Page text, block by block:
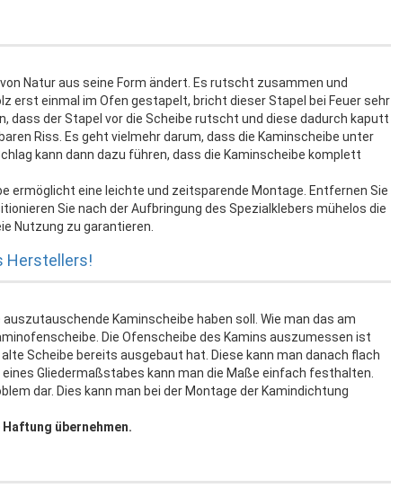
Natur aus seine Form ändert. Es rutscht zusammen und
erst einmal im Ofen gestapelt, bricht dieser Stapel bei Feuer sehr
dass der Stapel vor die Scheibe rutscht und diese dadurch kaputt
Riss. Es geht vielmehr darum, dass die Kaminscheibe unter
kann dann dazu führen, dass die Kaminscheibe komplett
ermöglicht eine leichte und zeitsparende Montage. Entfernen Sie
Sie nach der Aufbringung des Spezialklebers mühelos die
Nutzung zu garantieren.
Herstellers!
Kaminscheibe haben soll. Wie man das am
Die Ofenscheibe des Kamins auszumessen ist
Scheibe bereits ausgebaut hat. Diese kann man danach flach
Gliedermaßstabes kann man die Maße einfach festhalten.
dar. Dies kann man bei der Montage der Kamindichtung
übernehmen.